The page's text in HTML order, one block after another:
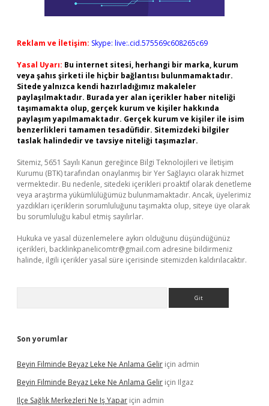
Reklam ve İletişim: Skype: live:.cid.575569c608265c69
Yasal Uyarı: Bu internet sitesi, herhangi bir marka, kurum
veya şahıs şirketi ile hiçbir bağlantısı bulunmamaktadır.
Sitede yalnızca kendi hazırladığımız makaleler
paylaşılmaktadır. Burada yer alan içerikler haber niteliği
taşımamakta olup, gerçek kurum ve kişiler hakkında
paylaşım yapılmamaktadır. Gerçek kurum ve kişiler ile isim
benzerlikleri tamamen tesadüfidir. Sitemizdeki bilgiler
taslak halindedir ve tavsiye niteliği taşımazlar.
Sitemiz, 5651 Sayılı Kanun gereğince Bilgi Teknolojileri ve İletişim
Kurumu (BTK) tarafından onaylanmış bir Yer Sağlayıcı olarak hizmet
vermektedir. Bu nedenle, sitedeki içerikleri proaktif olarak denetleme
veya araştırma yükümlülüğümüz bulunmamaktadır. Ancak, üyelerimiz
yazdıkları içeriklerin sorumluluğunu taşımakta olup, siteye üye olarak
bu sorumluluğu kabul etmiş sayılırlar.
Hukuka ve yasal düzenlemelere aykırı olduğunu düşündüğünüz
içerikleri, backlinkpanelicomtr@gmail.com adresine bildirmeniz
halinde, ilgili içerikler yasal süre içerisinde sitemizden kaldırılacaktır.
Son yorumlar
Beyin Filminde Beyaz Leke Ne Anlama Gelir için admin
Beyin Filminde Beyaz Leke Ne Anlama Gelir için Ilgaz
Ilçe Sağlık Merkezleri Ne Iş Yapar için admin